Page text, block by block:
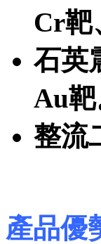
Cr靶
石英
Au靶
整流
產品優